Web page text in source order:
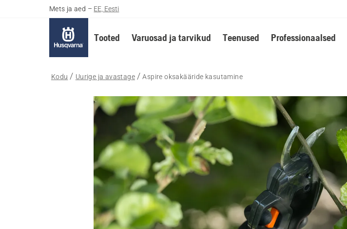
Mets ja aed – EE, Eesti
Tooted Varuosad ja tarvikud Teenused Professionaalsed
Kodu Uurige ja avastage Aspire oksakääride kasutamine